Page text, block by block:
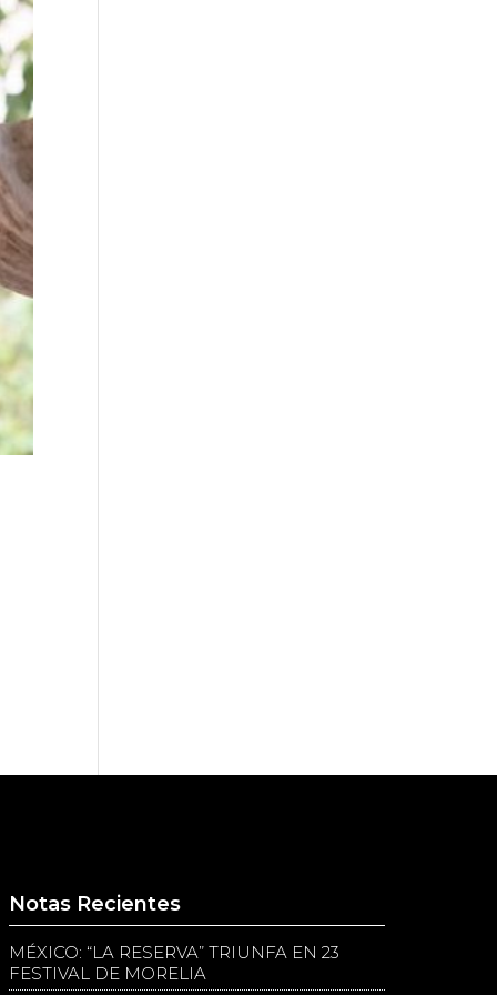
Notas Recientes
MÉXICO: “LA RESERVA” TRIUNFA EN 23
FESTIVAL DE MORELIA